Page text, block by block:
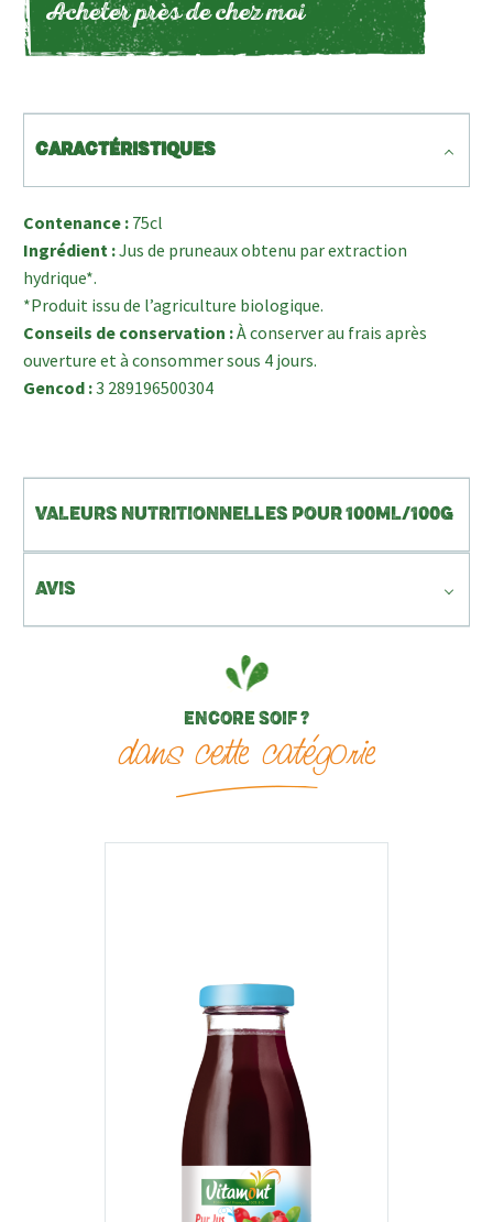
Acheter près de chez moi
ENCORE SOIF ?
dans cette catégorie
CARACTÉRISTIQUES
Contenance : 75cl
Ingrédient :Jus de pruneaux obtenu par extraction
hydrique*.
*Produit issu de l’agriculture biologique.
Conseils de conservation :À conserver au frais après
ouverture et à consommer sous 4 jours.
Gencod :3 289196500304
VALEURS NUTRITIONNELLES POUR 100ML/100G
AVIS